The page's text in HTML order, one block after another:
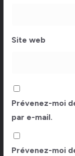
Site web
Prévenez-moi
par e-mail.
Prévenez-moi